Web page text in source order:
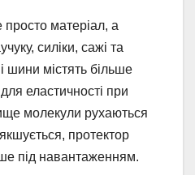
матеріал, а
силіки, сажі та
шини містять більше
еластичності при
молекули рухаються
протектор
під навантаженням.